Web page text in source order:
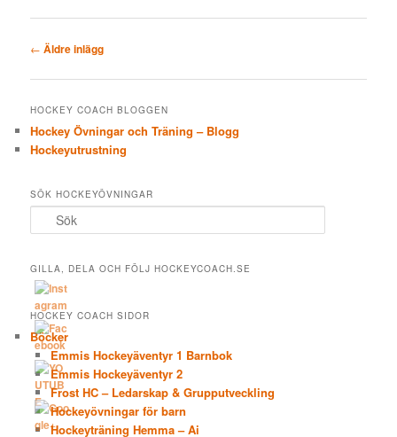
Inläggsnavigering
← Äldre inlägg
HOCKEY COACH BLOGGEN
Hockey Övningar och Träning – Blogg
Hockeyutrustning
SÖK HOCKEYÖVNINGAR
ö
GILLA, DELA OCH FÖLJ HOCKEYCOACH.SE
HOCKEY COACH SIDOR
Böcker
Emmis Hockeyäventyr 1 Barnbok
Emmis Hockeyäventyr 2
Frost HC – Ledarskap & Grupputveckling
Hockeyövningar för barn
Hockeyträning Hemma – Ai